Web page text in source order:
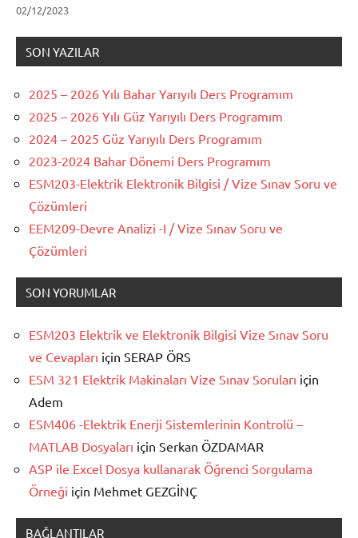
02/12/2023
SON YAZILAR
2025 – 2026 Yılı Bahar Yarıyılı Ders Programım
2025 – 2026 Yılı Güz Yarıyılı Ders Programım
2024 – 2025 Güz Yarıyılı Ders Programım
2023-2024 Bahar Dönemi Ders Programım
ESM203-Elektrik Elektronik Bilgisi / Vize Sınav Soru ve
Çözümleri
EEM209-Devre Analizi -I / Vize Sınav Soru ve
Çözümleri
SON YORUMLAR
ESM203 Elektrik ve Elektronik Bilgisi Vize Sınav Soru
ve Cevapları için SERAP ÖRS
ESM 321 Elektrik Makinaları Vize Sınav Soruları için
Adem
ESM406 -Elektrik Enerji Sistemlerinin Kontrolü –
MATLAB Dosyaları için Serkan ÖZDAMAR
ASP ile Excel Dosya kullanarak Öğrenci Sorgulama
Örneği için Mehmet GEZGİNÇ
BAĞLANTILAR